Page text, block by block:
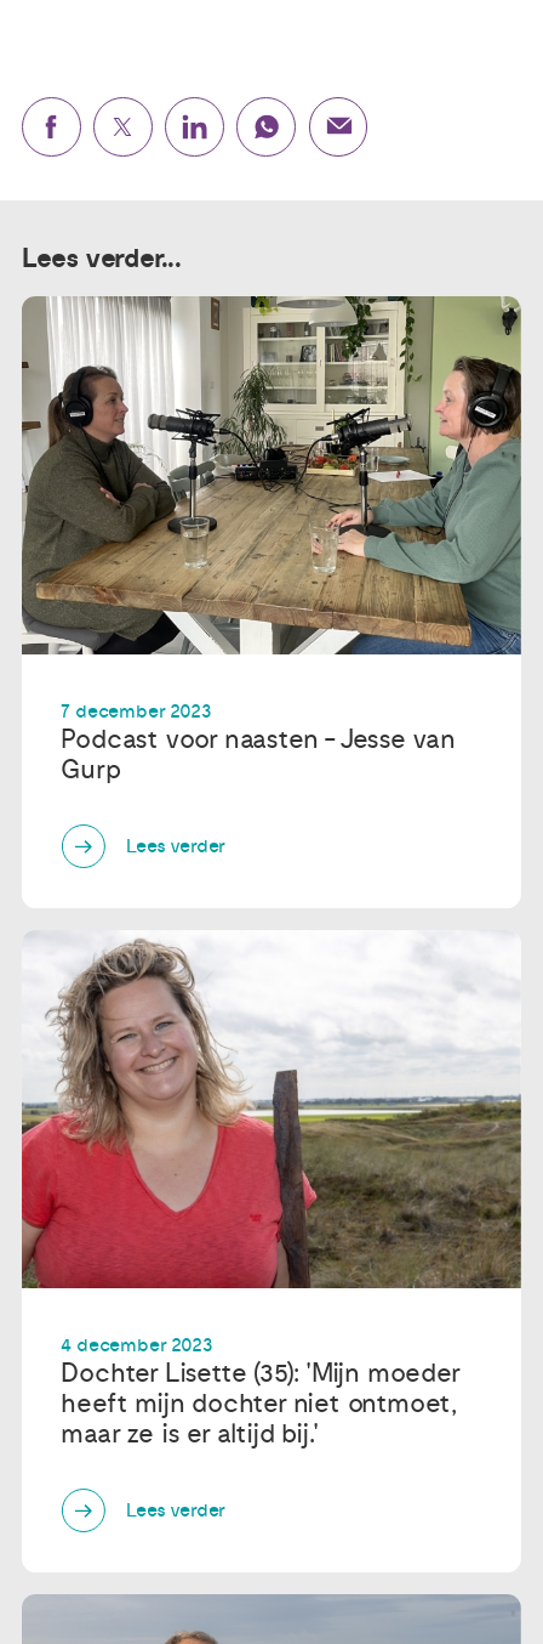
Lees verder...
7 december 2023
Podcast voor naasten - Jesse van
Gurp
Lees verder
4 december 2023
Dochter Lisette (35): 'Mijn moeder
heeft mijn dochter niet ontmoet,
maar ze is er altijd bij.'
Lees verder